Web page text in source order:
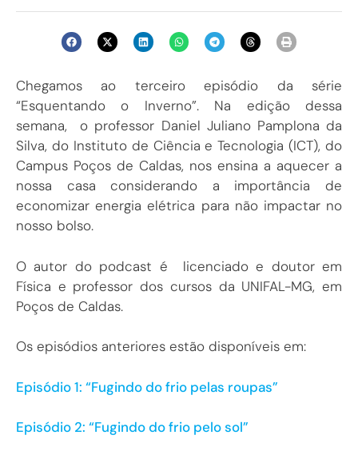
Chegamos ao terceiro episódio da série
“Esquentando o Inverno”. Na edição dessa
semana, o professor Daniel Juliano Pamplona da
Silva, do Instituto de Ciência e Tecnologia (ICT), do
Campus Poços de Caldas, nos ensina a aquecer a
nossa casa considerando a importância de
economizar energia elétrica para não impactar no
nosso bolso.
O autor do podcast é licenciado e doutor em
Física e professor dos cursos da UNIFAL-MG, em
Poços de Caldas.
Os episódios anteriores estão disponíveis em:
Episódio 1: “Fugindo do frio pelas roupas”
Episódio 2: “Fugindo do frio pelo sol”